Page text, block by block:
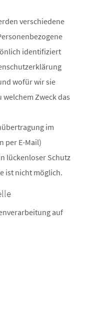
verschiedene
identifiziert
wofür wir sie
Zweck das
im
per E-Mail)
lückenloser Schutz
ist nicht möglich.
auf